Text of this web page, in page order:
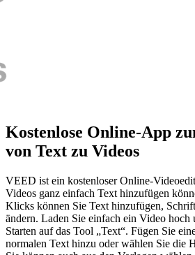
Kostenlose Online-App
von Text zu Videos
VEED ist ein kostenloser Online-
Videos ganz einfach Text hinzufügen
Klicks können Sie Text hinzufügen,
ändern. Laden Sie einfach ein Video
Starten auf das Tool „Text“. Fügen Sie
normalen Text hinzu oder wählen Sie die